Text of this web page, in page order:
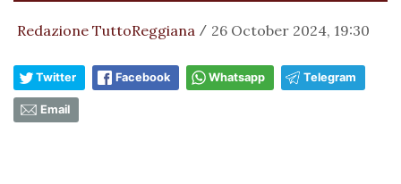
Redazione TuttoReggiana / 26 October 2024, 19:30
Twitter Facebook Whatsapp Telegram
Email